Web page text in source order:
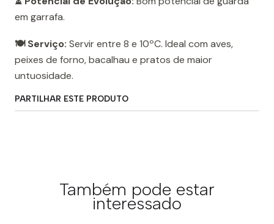
em garrafa.
🍽️ Serviço: Servir entre 8 e 10ºC. Ideal com aves,
peixes de forno, bacalhau e pratos de maior
untuosidade.
PARTILHAR ESTE PRODUTO
Também pode estar
interessado